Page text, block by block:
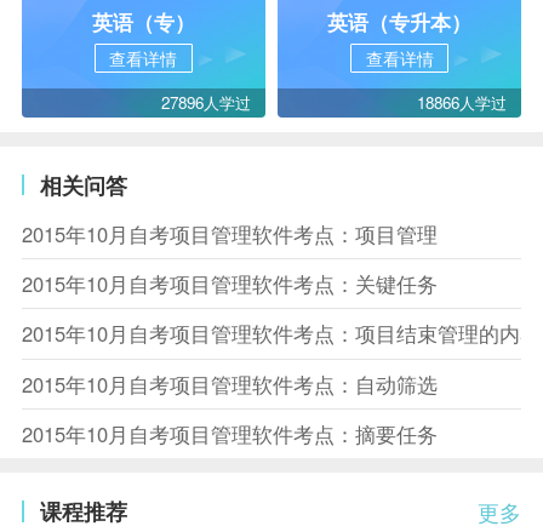
英语（专）
查看详情
27896人学过
英语（专升本）
查看详情
18866人学过
相关问答
2015年10月自考项目管理软件考点：项目管理
2015年10月自考项目管理软件考点：关键任务
2015年10月自考项目管理软件考点：项目结束管理的内容
2015年10月自考项目管理软件考点：自动筛选
2015年10月自考项目管理软件考点：摘要任务
更多
课程推荐